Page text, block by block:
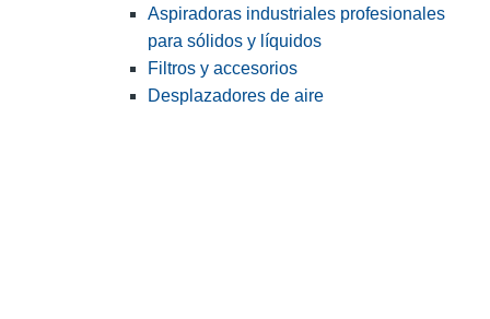
Aspiradoras industriales profesionales
para sólidos y líquidos
Filtros y accesorios
Desplazadores de aire